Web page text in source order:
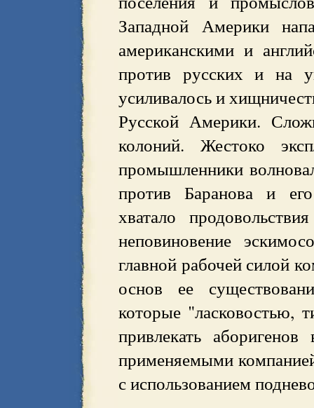
Западной Америки
американскими и
против русских и на
усиливалось и
Русской Америки.
колоний. Жестоко
промышленники
против Баранова и
хватало
неповиновение
главной рабочей силой
основ ее
которые "ласковостью,
привлекать
применяемыми
с использованием